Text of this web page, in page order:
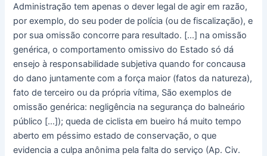
Administração tem apenas o dever legal de agir em razão,
por exemplo, do seu poder de polícia (ou de fiscalização), e
por sua omissão concorre para resultado. […] na omissão
genérica, o comportamento omissivo do Estado só dá
ensejo à responsabilidade subjetiva quando for concausa
do dano juntamente com a força maior (fatos da natureza),
fato de terceiro ou da própria vítima, São exemplos de
omissão genérica: negligência na segurança do balneário
público […]); queda de ciclista em bueiro há muito tempo
aberto em péssimo estado de conservação, o que
evidencia a culpa anônima pela falta do serviço (Ap. Civ.